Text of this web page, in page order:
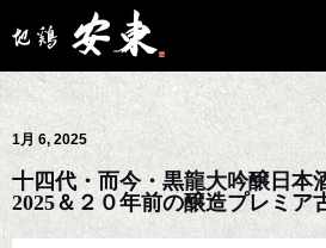
1月 6, 2025
十四代・而今・黒龍大吟醸日本
2025＆２０年前の醸造プレミア